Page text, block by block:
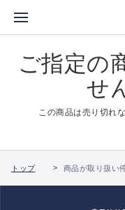
ご指定の
せ
この商品は売り切れ
トップ 商品が取り扱い